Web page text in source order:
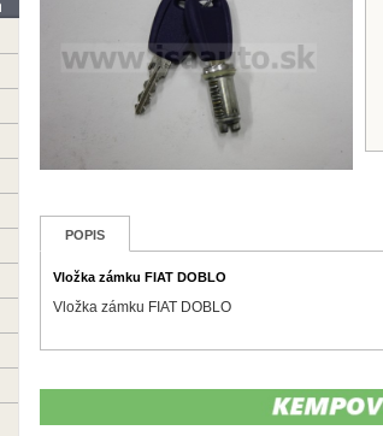
POPIS
Vložka zámku FIAT DOBLO
Vložka zámku FIAT DOBLO